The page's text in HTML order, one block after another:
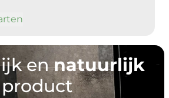
ennatuurlijk
product